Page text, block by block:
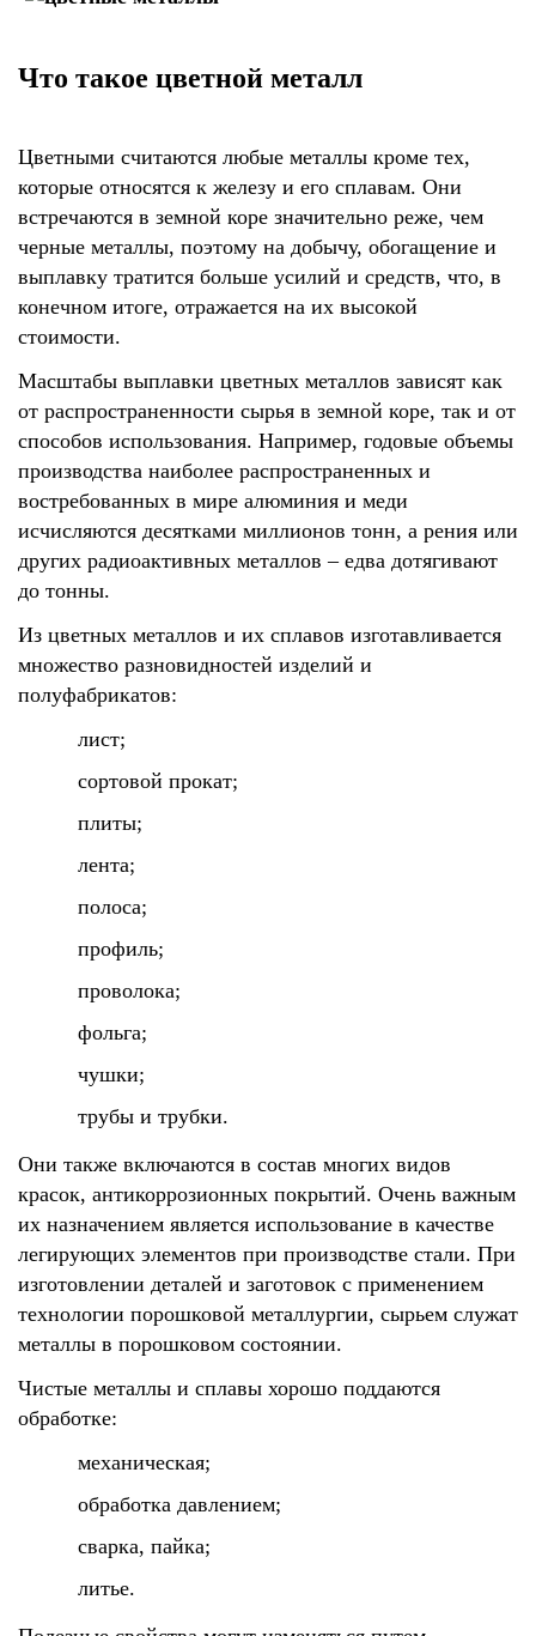
Что такое цветной металл
Цветными считаются любые металлы кроме тех,
которые относятся к железу и его сплавам. Они
встречаются в земной коре значительно реже, чем
черные металлы, поэтому на добычу, обогащение и
выплавку тратится больше усилий и средств, что, в
конечном итоге, отражается на их высокой
стоимости.
Масштабы выплавки цветных металлов зависят как
от распространенности сырья в земной коре, так и от
способов использования. Например, годовые объемы
производства наиболее распространенных и
востребованных в мире алюминия и меди
исчисляются десятками миллионов тонн, а рения или
других радиоактивных металлов – едва дотягивают
до тонны.
Из цветных металлов и их сплавов изготавливается
множество разновидностей изделий и
полуфабрикатов:
лист;
сортовой прокат;
плиты;
лента;
полоса;
профиль;
проволока;
фольга;
чушки;
трубы и трубки.
Они также включаются в состав многих видов
красок, антикоррозионных покрытий. Очень важным
их назначением является использование в качестве
легирующих элементов при производстве стали. При
изготовлении деталей и заготовок с применением
технологии порошковой металлургии, сырьем служат
металлы в порошковом состоянии.
Чистые металлы и сплавы хорошо поддаются
обработке:
механическая;
обработка давлением;
сварка, пайка;
литье.